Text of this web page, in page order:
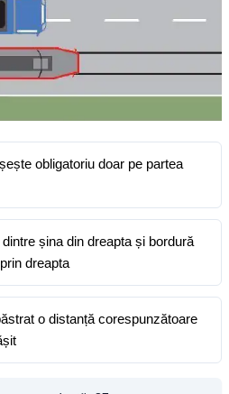
obligatoriu doar pe partea
șina din dreapta și bordură
dreapta
o distanță corespunzătoare